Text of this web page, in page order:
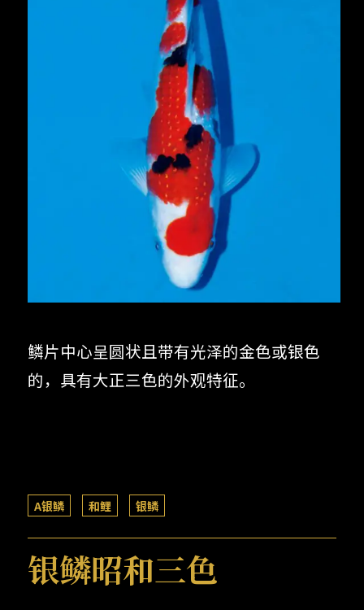
鳞片中心呈圆状且带有光泽的金色或银色
的，具有大正三色的外观特征。
A银鳞 和鲤 银鳞
银鳞昭和三色